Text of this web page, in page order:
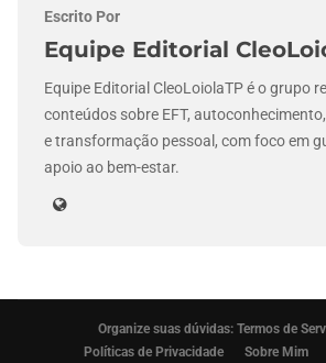
Escrito Por
Equipe Editorial
Equipe Editorial CleoLoiolaTP é o grupo
conteúdos sobre EFT,
e transformação pessoal, com foco em
apoio ao bem-estar.
Organize suas dúvidas: Termos de
Políticas de Privacidade
Sobre Mim